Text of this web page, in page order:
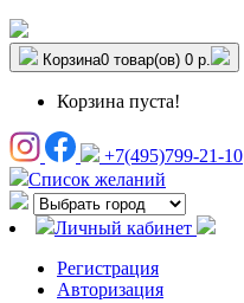
Корзина0 товар(ов) 0 р.
Корзина пуста!
+7(495)799-21-10
Список желаний
Личный кабинет
Регистрация
Авторизация